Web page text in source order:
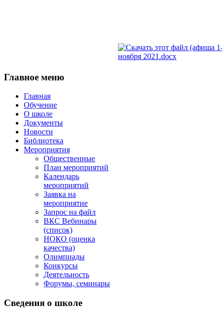
ноября 2021.docx
Главное меню
Главная
Обучение
О школе
Документы
Новости
Библиотека
Мероприятия
Общественные
План мероприятий
Календарь
мероприятий
Заявка на
мероприятие
Запрос на файл
ВКС Вебинары
(список)
НОКО (оценка
качества)
Олимпиады
Конкурсы
Деятельность
Форумы, семинары
Сведения о школе